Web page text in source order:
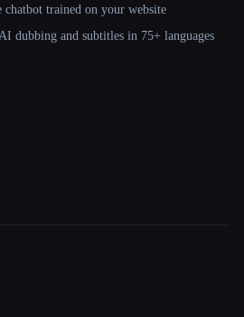
trained on your website
dubbing and subtitles in 75+ languages